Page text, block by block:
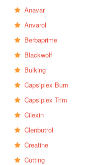
Anavar
Anvarol
Berbaprime
Blackwolf
Bulking
Capsiplex Burn
Capsiplex Trim
Cilexin
Clenbutrol
Creatine
Cutting